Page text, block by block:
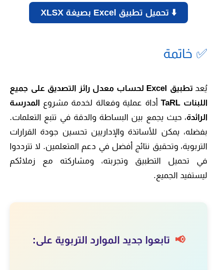
⬇️ تحميل تطبيق Excel بصيغة XLSX
✅ خاتمة
يُعد
تطبيق Excel لحساب معدل رائز التصديق على جميع
اللبنات TaRL
أداة عملية وفعالة لخدمة مشروع
المدرسة
الرائدة، حيث يجمع بين البساطة والدقة في تتبع التعلمات.
بفضله، يمكن للأساتذة والإداريين تحسين جودة القرارات
التربوية، وتحقيق نتائج أفضل في دعم المتعلمين. لا تترددوا
في تحميل التطبيق وتجربته، ومشاركته مع زملائكم
ليستفيد الجميع.
📢 تابعوا جديد الموارد التربوية على: